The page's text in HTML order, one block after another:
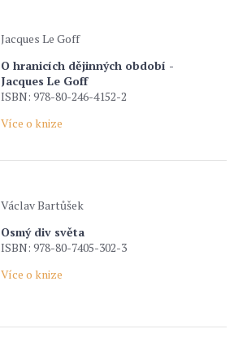
Jacques Le Goff
O hranicích dějinných období -
Jacques Le Goff
ISBN: 978-80-246-4152-2
Více o knize
Václav Bartůšek
Osmý div světa
ISBN: 978-80-7405-302-3
Více o knize